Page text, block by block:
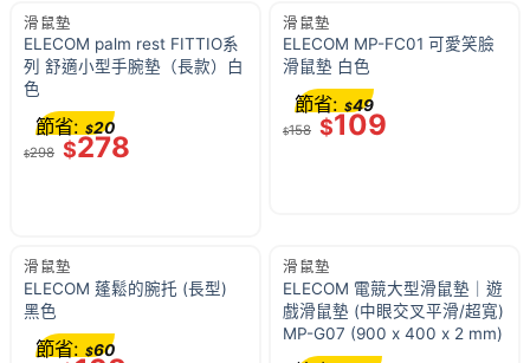
滑鼠墊
ELECOM palm rest FITTIO系
列 舒適小型手腕墊（長款）白
色
$298 $278
節省: $20
滑鼠墊
ELECOM MP-FC01 可愛笑臉
滑鼠墊 白色
$158 $109
節省: $49
滑鼠墊
ELECOM 蓬鬆的腕托 (長型)
黑色
節省: $60
滑鼠墊
ELECOM 電競大型滑鼠墊｜遊
戲滑鼠墊 (中眼交叉平滑/超寬)
MP-G07 (900 x 400 x 2 mm)